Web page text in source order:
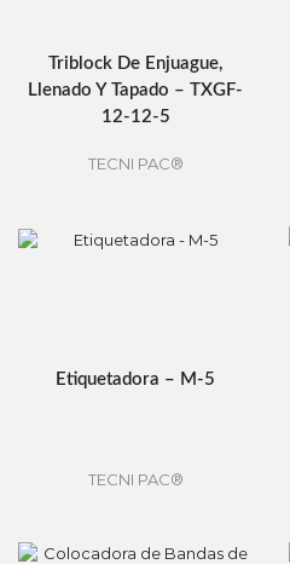
Triblock De Enjuague,
Llenado Y Tapado – TXGF-
12-12-5
TECNI PAC®
Etiquetadora – M-5
TECNI PAC®